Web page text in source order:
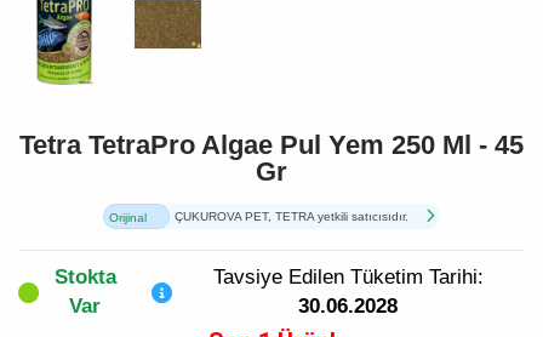
Tetra TetraPro Algae Pul Yem 250 Ml - 45
Gr
Orijinal
ÇUKUROVA PET, TETRA yetkili satıcısıdır.
Stokta
Var
Tavsiye Edilen Tüketim Tarihi:
30.06.2028